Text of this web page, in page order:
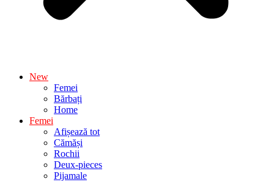
New
Femei
Bărbați
Home
Femei
Afișează tot
Cămăși
Rochii
Deux-pieces
Pijamale